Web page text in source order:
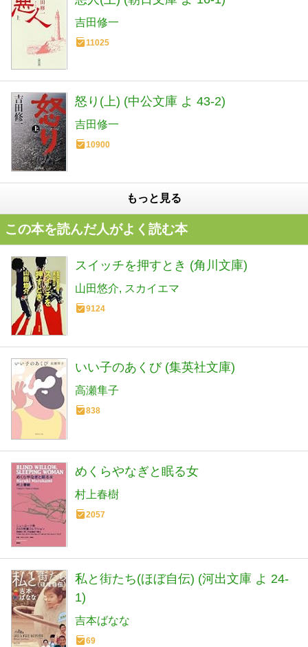
吉田修一
11025
怒り(上) (中公文庫 よ 43-2)
吉田修一
10900
もっと見る
この本を読んだ人がよく読む本
スイッチを押すとき (角川文庫)
山田悠介 スカイエマ
9124
いい子のあくび (集英社文庫)
高瀬隼子
838
めくらやなぎと眠る女
村上春樹
2057
私と街たち(ほぼ自伝) (河出文庫 よ 24-
1)
吉本ばなな
69